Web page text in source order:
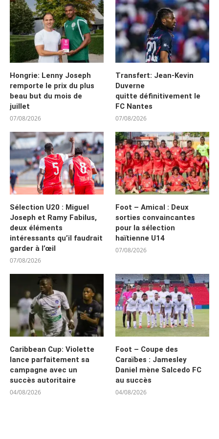
Hongrie: Lenny Joseph
remporte le prix du plus
beau but du mois de
juillet
07/08/2026
Transfert: Jean-Kevin
Duverne
quitte définitivement le
FC Nantes
07/08/2026
Sélection U20 : Miguel
Joseph et Ramy Fabilus,
deux éléments
intéressants qu’il faudrait
garder à l’œil
07/08/2026
Foot – Amical : Deux
sorties convaincantes
pour la sélection
haïtienne U14
07/08/2026
Caribbean Cup: Violette
lance parfaitement sa
campagne avec un
succès autoritaire
04/08/2026
Foot – Coupe des
Caraïbes : Jamesley
Daniel mène Salcedo FC
au succès
04/08/2026